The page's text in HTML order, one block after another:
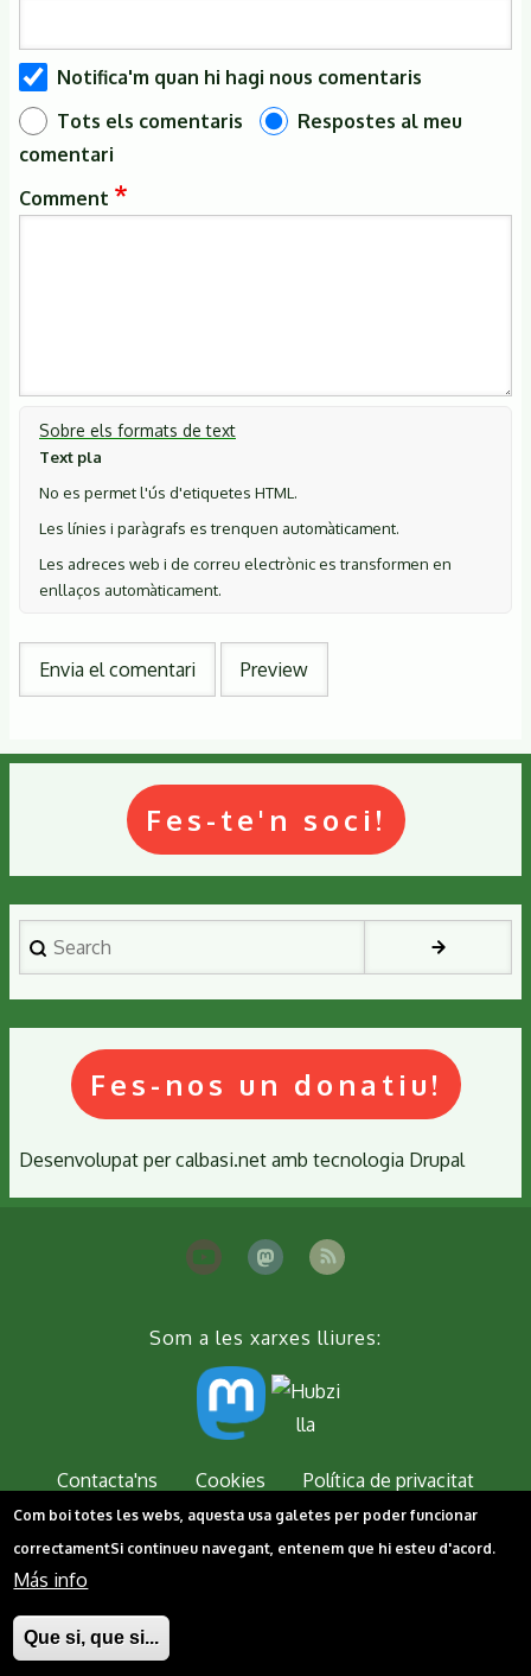
Notifica'm quan hi hagi nous comentaris
Tots els comentaris
Respostes al meu
comentari
Comment
Sobre els formats de text
Text pla
No es permet l'ús d'etiquetes HTML.
Les línies i paràgrafs es trenquen automàticament.
Les adreces web i de correu electrònic es transformen en
enllaços automàticament.
Fes-te'n soci!
Search
Fes-nos un donatiu!
Desenvolupat percalbasi.net amb tecnologia Drupal
Som a les xarxes lliures:
Contacta'ns Cookies Política de privacitat
Com boi totes les webs, aquesta usa galetes per poder funcionar
correctamentSi continueu navegant, entenem que hi esteu d'acord.
Más info
Que si, que si...